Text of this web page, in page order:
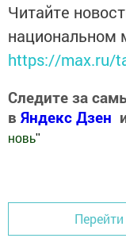
Читайте
национальном
https://max.ru/
Следите за
в Яндекс Дзен
новь"